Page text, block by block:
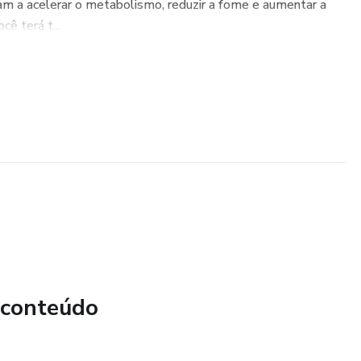
a acelerar o metabolismo, reduzir a fome e aumentar a
terá t...